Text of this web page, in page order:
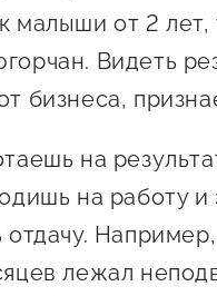
малыши от 2
Видеть
бизнеса,
на
на работу
отдачу.
лежал